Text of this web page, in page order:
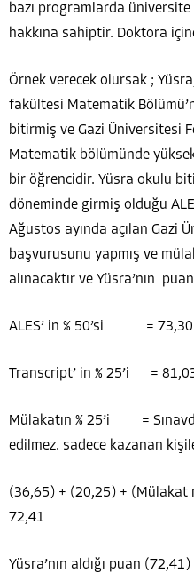
bazı programlarda
hakkına sahiptir. Doktora
Örnek verecek olursak ;
fakültesi Matematik
bitirmiş ve Gazi Üniversitesi
Matematik bölümünde
bir öğrencidir. Yüsra okulu
döneminde girmiş olduğu
Ağustos ayında açılan Gazi
başvurusunu yapmış ve
alınacaktır ve Yüsra’nın
ALES’ in % 50’si = 73,30
Transcript’ in % 25’i =
Mülakatın % 25’i =
edilmez. sadece kazanan
(36,65) + (20,25) + (Mülakat
72,41
Yüsra’nın aldığı puan